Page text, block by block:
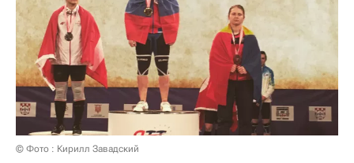
© Фото : Кирилл Завадский